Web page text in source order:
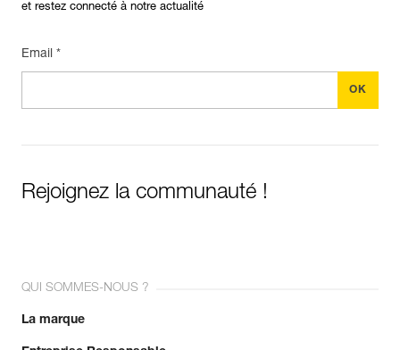
et restez connecté à notre actualité
Email *
Rejoignez la communauté !
QUI SOMMES-NOUS ?
La marque